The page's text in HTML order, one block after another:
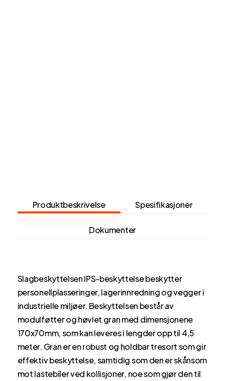
Produktbeskrivelse Spesifikasjoner
Dokumenter
Slagbeskyttelsen IPS-beskyttelse beskytter
personellplasseringer, lagerinnredning og vegger i
industrielle miljøer. Beskyttelsen består av
modulføtter og høvlet gran med dimensjonene
170x70mm, som kan leveres i lengder opp til 4,5
meter. Gran er en robust og holdbar tresort som gir
effektiv beskyttelse, samtidig som den er skånsom
mot lastebiler ved kollisjoner, noe som gjør den til